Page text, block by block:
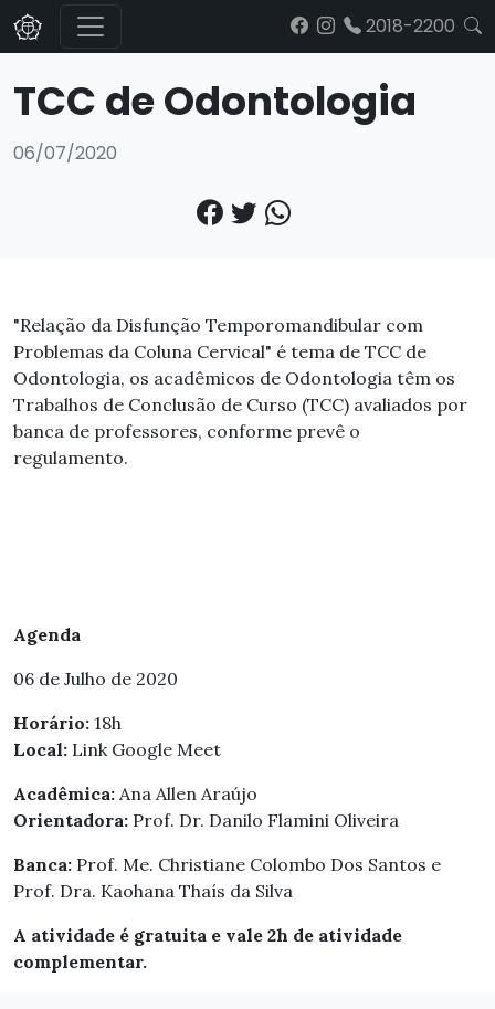
2018-2200
TCC de Odontologia
06/07/2020
"Relação da Disfunção Temporomandibular com
Problemas da Coluna Cervical" é tema de TCC de
Odontologia, os acadêmicos de Odontologia têm os
Trabalhos de Conclusão de Curso (TCC) avaliados por
banca de professores, conforme prevê o
regulamento.
Agenda
06 de Julho de 2020
Horário: 18h
Local: Link Google Meet
Acadêmica: Ana Allen Araújo
Orientadora: Prof. Dr. Danilo Flamini Oliveira
Banca: Prof. Me. Christiane Colombo Dos Santos e
Prof. Dra. Kaohana Thaís da Silva
A atividade é gratuita e vale 2h de atividade
complementar.